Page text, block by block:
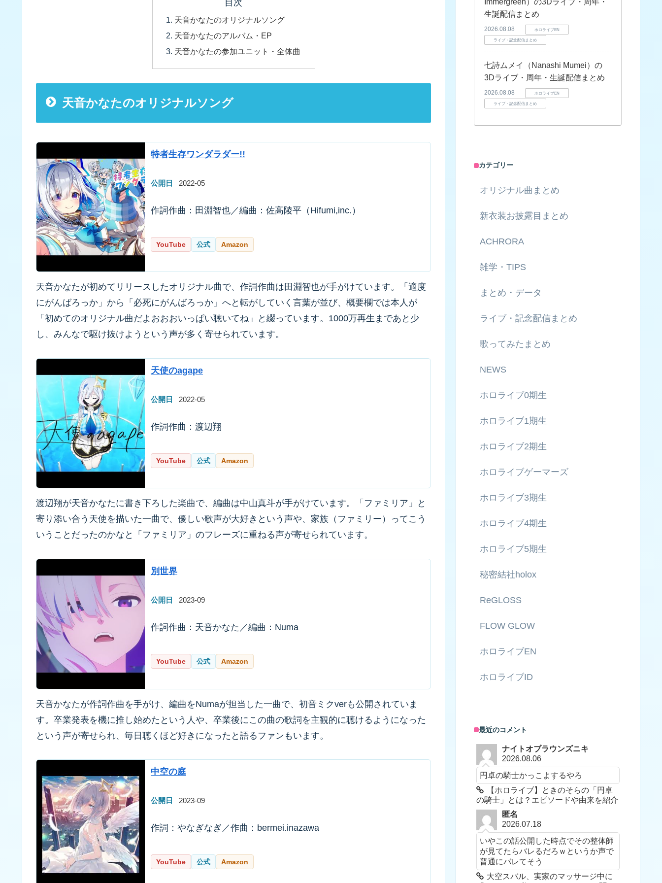
目次
天音かなたのオリジナルソング
天音かなたのアルバム・EP
天音かなたの参加ユニット・全体曲
天音かなたのオリジナルソング
特者生存ワンダラダー!!
公開日 2022-05
作詞作曲：田淵智也／編曲：佐高陵平（Hifumi,inc.）
YouTube 公式 Amazon
天音かなたが初めてリリースしたオリジナル曲で、作詞作曲は田淵智也が手がけています。「適度
にがんばろっか」から「必死にがんばろっか」へと転がしていく言葉が並び、概要欄では本人が
「初めてのオリジナル曲だよおおおいっぱい聴いてね」と綴っています。1000万再生まであと少
し、みんなで駆け抜けようという声が多く寄せられています。
天使のagape
公開日 2022-05
作詞作曲：渡辺翔
YouTube 公式 Amazon
渡辺翔が天音かなたに書き下ろした楽曲で、編曲は中山真斗が手がけています。「ファミリア」と
寄り添い合う天使を描いた一曲で、優しい歌声が大好きという声や、家族（ファミリー）ってこう
いうことだったのかなと「ファミリア」のフレーズに重ねる声が寄せられています。
別世界
公開日 2023-09
作詞作曲：天音かなた／編曲：Numa
YouTube 公式 Amazon
天音かなたが作詞作曲を手がけ、編曲をNumaが担当した一曲で、初音ミクverも公開されていま
す。卒業発表を機に推し始めたという人や、卒業後にこの曲の歌詞を主観的に聴けるようになった
という声が寄せられ、毎日聴くほど好きになったと語るファンもいます。
中空の庭
公開日 2023-09
作詞：やなぎなぎ／作曲：bermei.inazawa
YouTube 公式 Amazon
生誕配信まとめ
2026.08.08 ホロライブEN
ライブ・記念配信まとめ
七詩ムメイ（Nanashi Mumei）の
3Dライブ・周年・生誕配信まとめ
2026.08.08 ホロライブEN
ライブ・記念配信まとめ
カテゴリー
オリジナル曲まとめ
新衣装お披露目まとめ
ACHRORA
雑学・TIPS
まとめ・データ
ライブ・記念配信まとめ
歌ってみたまとめ
NEWS
ホロライブ0期生
ホロライブ1期生
ホロライブ2期生
ホロライブゲーマーズ
ホロライブ3期生
ホロライブ4期生
ホロライブ5期生
秘密結社holox
ReGLOSS
FLOW GLOW
ホロライブEN
ホロライブID
最近のコメント
ナイトオブラウンズニキ
2026.08.06
円卓の騎士かっこよするやろ
【ホロライブ】ときのそらの「円卓
の騎士」とは？エピソードや由来を紹介
匿名
2026.07.18
いやこの話公開した時点でその整体師
が見てたらバレるだろｗというか声で
普通にバレてそう
大空スバル、実家のマッサージ中に